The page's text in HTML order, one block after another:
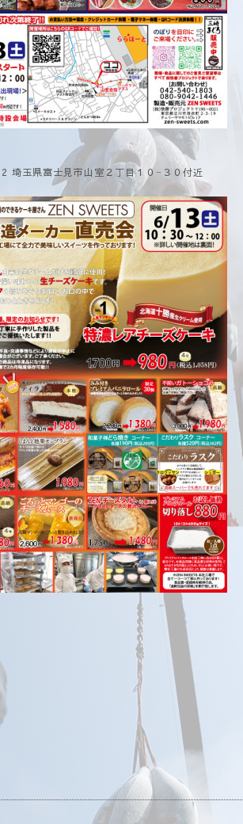
埼玉県富士見市山室２丁目１０−３０付近